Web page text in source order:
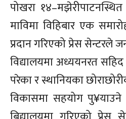
पोखरा
माविमा विहिबार एक
प्रदान गरिएको प्रेस सेन्टरले
विद्यालयमा अध्ययनरत
परेका र स्थानियका
विकासमा सहयोग